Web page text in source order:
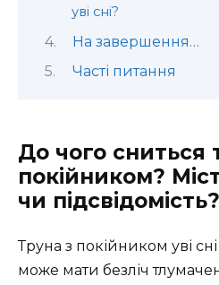
уві сні?
На завершення…
Часті питання
До чого сниться
покійником?
чи підсвідомість?
Труна з покійником уві
може мати безліч